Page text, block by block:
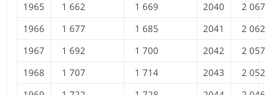
1965
1 662 1 669 2040
2 067
1966
1 677 1 685 2041
2 062
1967
1 692 1 700 2042
2 057
1968
1 707 1 714 2043
2 052